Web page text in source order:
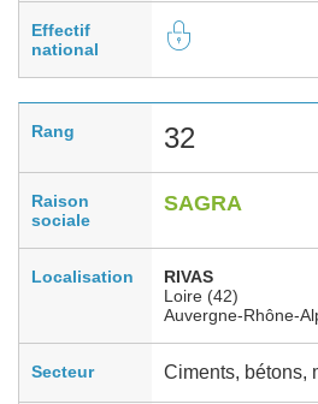
Effectif
national
Rang 32
Raison
sociale
SAGRA
Localisation
RIVAS
Loire (42)
Auvergne-Rhône-
Secteur Ciments, bétons,